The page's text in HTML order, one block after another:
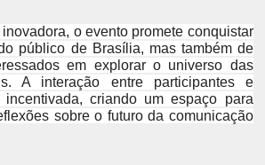
o evento promete conquistar
público de Brasília, mas também de
em explorar o universo das
A interação entre participantes e
incentivada, criando um espaço para
sobre o futuro da comunicação